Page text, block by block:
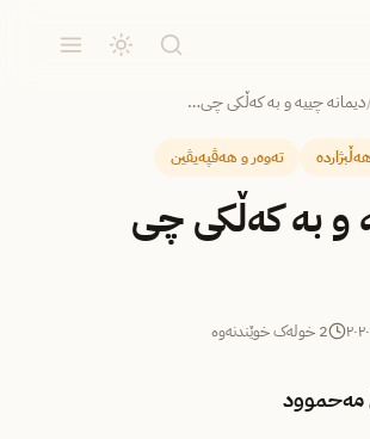
دیمانه‌ چییه‌ و به‌ كه‌ڵكی چی…
تەوەر و هەڤپەیڤین
و به‌ كه‌ڵكی چی
2 خولەک خوێندنەوە
مه‌حموود